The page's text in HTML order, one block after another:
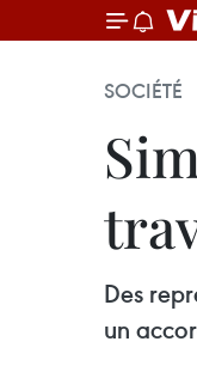
SOCIÉTÉ
Des
un